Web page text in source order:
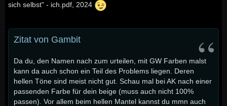
sich selbst" - ich.pdf, 2024
Zitat von Gambit
Da du, den Namen nach zum urteilen, mit GW Farben malst
kann da auch schon ein Teil des Problems liegen. Deren
hellen Töne sind meist nicht gut. Schau mal bei AK nach einer
passenden Farbe für dein beige (muss auch nicht 100%
passen). Vor allem beim hellen Mantel kannst du mmn auch